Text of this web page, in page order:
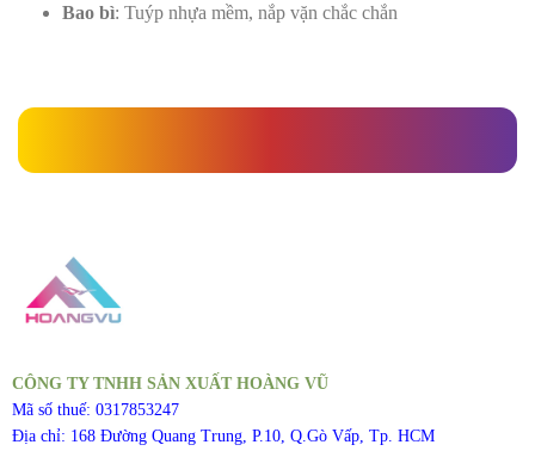
Bao bì: Tuýp nhựa mềm, nắp vặn chắc chắn
CÔNG TY TNHH SẢN XUẤT HOÀNG VŨ
Mã số thuế: 0317853247
Địa chỉ: 168 Đường Quang Trung, P.10, Q.Gò Vấp, Tp. HCM